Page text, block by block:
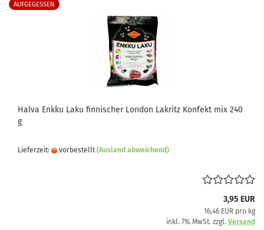
AUFGEGESSEN
Halva Enkku Laku finnischer London Lakritz Konfekt mix 240
g
Lieferzeit: vorbestellt (Ausland abweichend)
3,95 EUR
16,46 EUR pro kg
inkl. 7% MwSt. zzgl. Versand